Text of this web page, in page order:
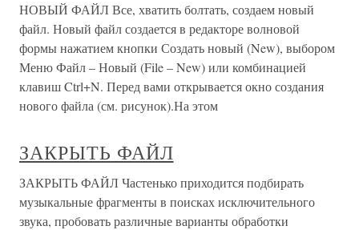
НОВЫЙ ФАЙЛ Все, хватить болтать, создаем новый
файл. Новый файл создается в редакторе волновой
формы нажатием кнопки Создать новый (New), выбором
Меню Файл – Новый (File – New) или комбинацией
клавиш Ctrl+N. Перед вами открывается окно создания
нового файла (см. рисунок).На этом
ЗАКРЫТЬ ФАЙЛ
ЗАКРЫТЬ ФАЙЛ Частенько приходится подбирать
музыкальные фрагменты в поисках исключительного
звука, пробовать различные варианты обработки